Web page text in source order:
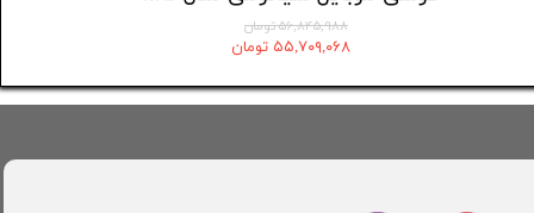
۲۶,۰۰۰,۰۰۰ تومان
۲۵,۲۲۰,۰۰۰ تومان